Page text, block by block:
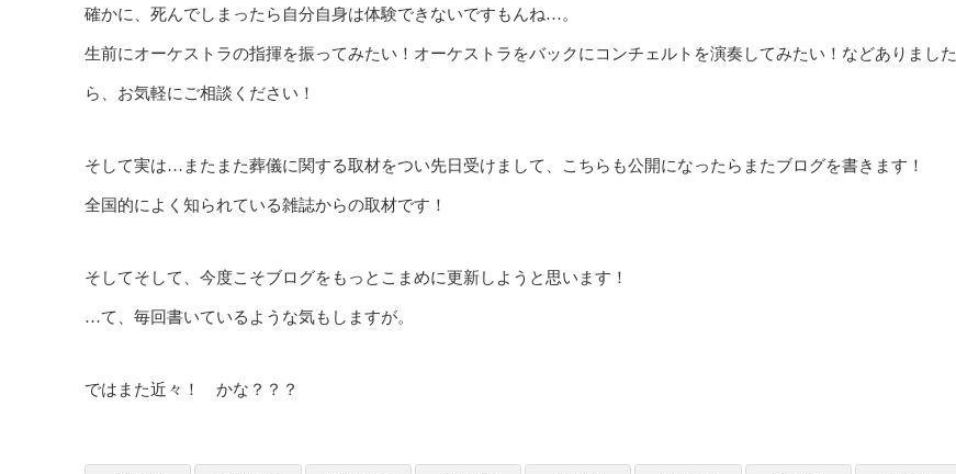
確かに、死んでしまったら自分自身は体験できないですもんね…。
生前にオーケストラの指揮を振ってみたい！オーケストラをバックにコンチェルトを演奏してみたい！などありました
ら、お気軽にご相談ください！
そして実は…またまた葬儀に関する取材をつい先日受けまして、こちらも公開になったらまたブログを書きます！
全国的によく知られている雑誌からの取材です！
そしてそして、今度こそブログをもっとこまめに更新しようと思います！
…て、毎回書いているような気もしますが。
ではまた近々！ かな？？？